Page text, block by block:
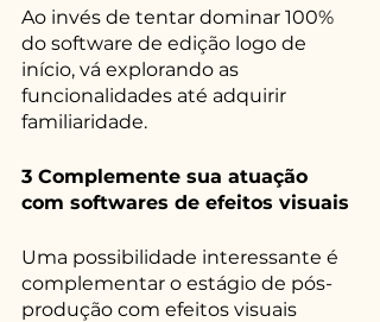
Ao invés de tentar dominar 100%
do software de edição logo de
início, vá explorando as
funcionalidades até adquirir
familiaridade.
3 Complemente sua atuação
com softwares de efeitos visuais
Uma possibilidade interessante é
complementar o estágio de pós-
produção com efeitos visuais